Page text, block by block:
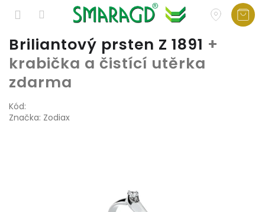
Přejít
obsah
Briliantový prsten Z 1891 +
krabička a čistící utěrka
zdarma
Kód:
Značka: Zodiax